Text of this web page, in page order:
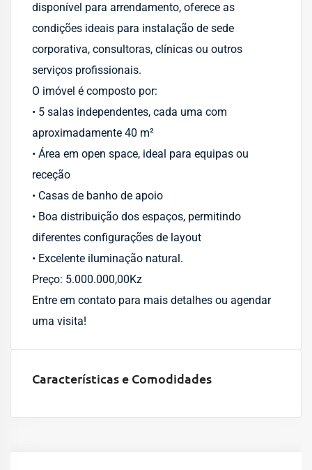
disponível para arrendamento, oferece as
condições ideais para instalação de sede
corporativa, consultoras, clínicas ou outros
serviços profissionais.
O imóvel é composto por:
• 5 salas independentes, cada uma com
aproximadamente 40 m²
• Área em open space, ideal para equipas ou
receção
• Casas de banho de apoio
• Boa distribuição dos espaços, permitindo
diferentes configurações de layout
• Excelente iluminação natural.
Preço: 5.000.000,00Kz
Entre em contato para mais detalhes ou agendar
uma visita!
Características e Comodidades